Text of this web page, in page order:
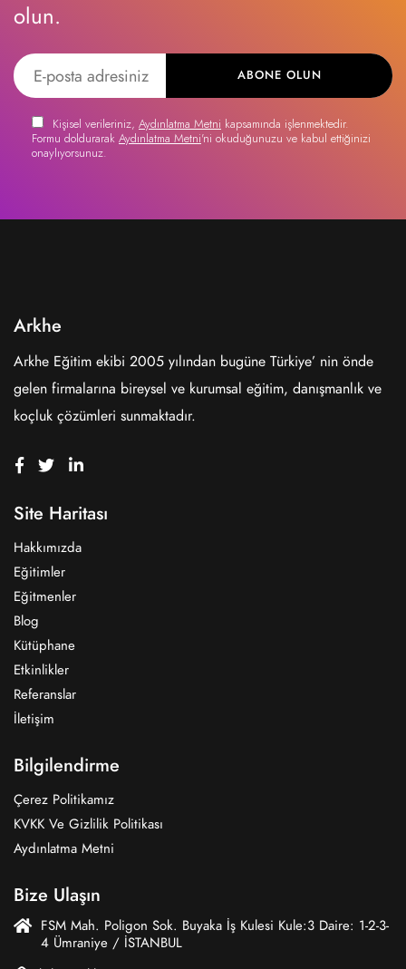
olun.
ABONE OLUN
Kişisel verileriniz, Aydınlatma Metni kapsamında işlenmektedir.
Formu doldurarak Aydınlatma Metni'ni okuduğunuzu ve kabul ettiğinizi
onaylıyorsunuz.
Arkhe
Arkhe Eğitim ekibi 2005 yılından bugüne Türkiye’ nin önde
gelen firmalarına bireysel ve kurumsal eğitim, danışmanlık ve
koçluk çözümleri sunmaktadır.
Site Haritası
Hakkımızda
Eğitimler
Eğitmenler
Blog
Kütüphane
Etkinlikler
Referanslar
İletişim
Bilgilendirme
Çerez Politikamız
KVKK Ve Gizlilik Politikası
Aydınlatma Metni
Bize Ulaşın
FSM Mah. Poligon Sok. Buyaka İş Kulesi Kule:3 Daire: 1-2-3-
4 Ümraniye / İSTANBUL